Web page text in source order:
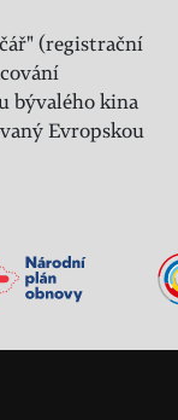
(registrační
bývalého kina
Evropskou